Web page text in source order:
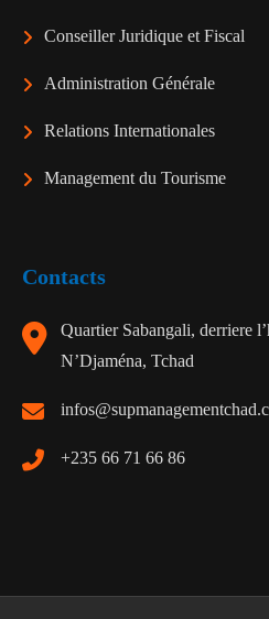
Conseiller Juridique et Fiscal
Administration Générale
Relations Internationales
Management du Tourisme
Contacts
Quartier Sabangali, derriere
N’Djaména, Tchad
+235 66 71 66 86